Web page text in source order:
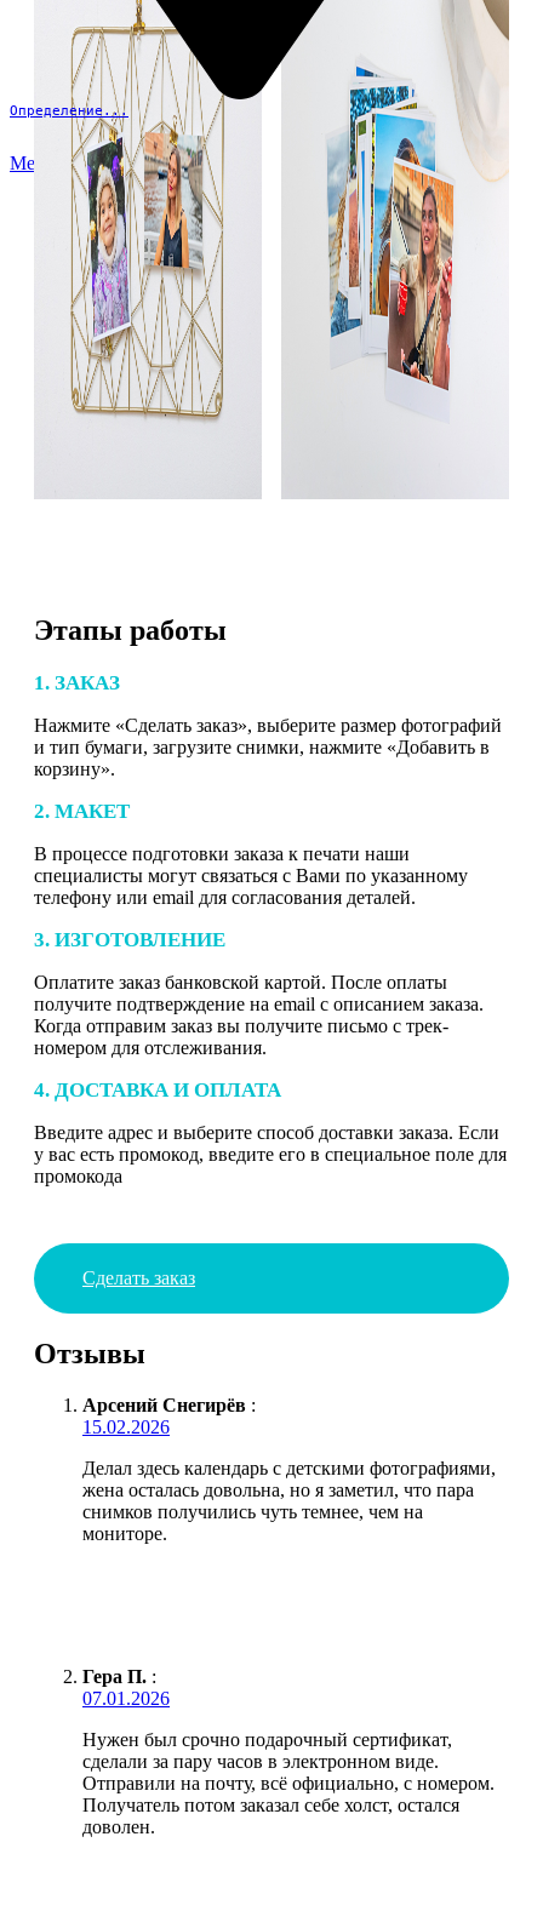
Определение...
Меню
Этапы работы
1. ЗАКАЗ
Нажмите «Сделать заказ», выберите размер фотографий
и тип бумаги, загрузите снимки, нажмите «Добавить в
корзину».
2. МАКЕТ
В процессе подготовки заказа к печати наши
специалисты могут связаться с Вами по указанному
телефону или email для согласования деталей.
3. ИЗГОТОВЛЕНИЕ
Оплатите заказ банковской картой. После оплаты
получите подтверждение на email с описанием заказа.
Когда отправим заказ вы получите письмо с трек-
номером для отслеживания.
4. ДОСТАВКА И ОПЛАТА
Введите адрес и выберите способ доставки заказа. Если
у вас есть промокод, введите его в специальное поле для
промокода
Сделать заказ
Отзывы
Арсений Снегирёв :
15.02.2026
Делал здесь календарь с детскими фотографиями,
жена осталась довольна, но я заметил, что пара
снимков получились чуть темнее, чем на
мониторе.
Гера П. :
07.01.2026
Нужен был срочно подарочный сертификат,
сделали за пару часов в электронном виде.
Отправили на почту, всё официально, с номером.
Получатель потом заказал себе холст, остался
доволен.